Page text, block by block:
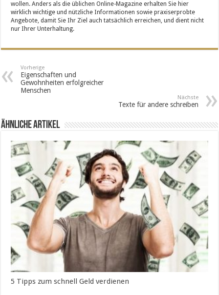
wollen. Anders als die üblichen Online-Magazine erhalten Sie hier
wirklich wichtige und nützliche Informationen sowie praxiserprobte
Angebote, damit Sie Ihr Ziel auch tatsächlich erreichen, und dient nicht
nur Ihrer Unterhaltung.
Vorherige
Eigenschaften und
Gewohnheiten erfolgreicher
Menschen
Nächste
Texte für andere schreiben
Ähnliche Artikel
5 Tipps zum schnell Geld verdienen